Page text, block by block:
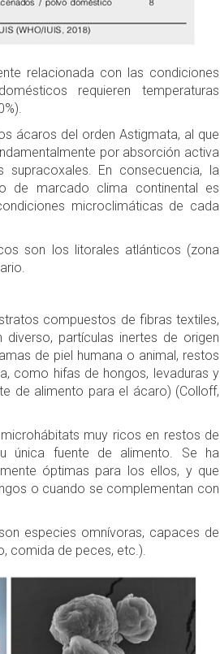
relacionada con las condiciones
requieren temperaturas
ácaros del orden Astigmata, al que
por absorción activa
En consecuencia, la
de marcado clima continental es
microclimáticas de cada
son los litorales atlánticos (zona
compuestos de fibras textiles,
partículas inertes de origen
de piel humana o animal, restos
como hifas de hongos, levaduras y
de alimento para el ácaro) (Colloff,
muy ricos en restos de
única fuente de alimento. Se ha
óptimas para los ellos, y que
o cuando se complementan con
especies omnívoras, capaces de
comida de peces, etc.).